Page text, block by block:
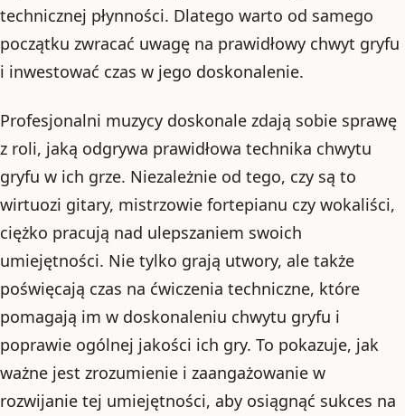
technicznej płynności. Dlatego warto od samego
początku zwracać uwagę na prawidłowy chwyt gryfu
i inwestować czas w jego doskonalenie.
Profesjonalni muzycy doskonale zdają sobie sprawę
z roli, jaką odgrywa prawidłowa technika chwytu
gryfu w ich grze. Niezależnie od tego, czy są to
wirtuozi gitary, mistrzowie fortepianu czy wokaliści,
ciężko pracują nad ulepszaniem swoich
umiejętności. Nie tylko grają utwory, ale także
poświęcają czas na ćwiczenia techniczne, które
pomagają im w doskonaleniu chwytu gryfu i
poprawie ogólnej jakości ich gry. To pokazuje, jak
ważne jest zrozumienie i zaangażowanie w
rozwijanie tej umiejętności, aby osiągnąć sukces na